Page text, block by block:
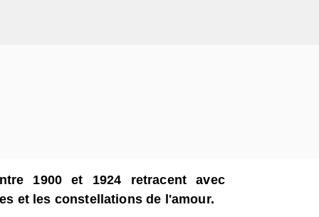
1900 et 1924 retracent avec
et les constellations de l'amour.